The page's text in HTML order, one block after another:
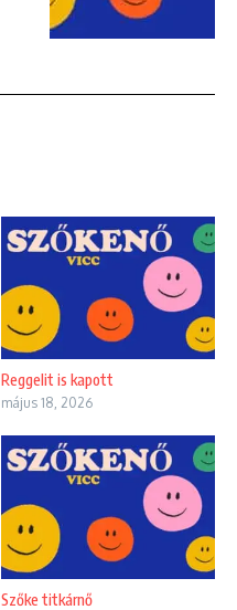
Reggelit is kapott
május 18, 2026
Szőke titkárnő